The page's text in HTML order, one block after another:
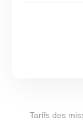
Tarifs des